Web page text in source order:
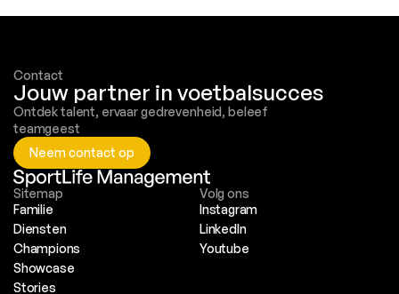
Contact
Jouw partner in voetbalsucces
Ontdek talent, ervaar gedrevenheid, beleef
teamgeest
Neem contact op
Sitemap
Familie
Diensten
Champions
Showcase
Stories
Volg ons
Instagram
LinkedIn
Youtube